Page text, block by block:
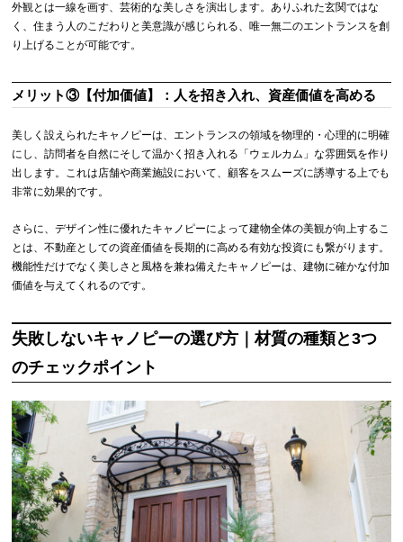
外観とは一線を画す、芸術的な美しさを演出します。ありふれた玄関ではな
く、住まう人のこだわりと美意識が感じられる、唯一無二のエントランスを創
り上げることが可能です。
メリット③【付加価値】：人を招き入れ、資産価値を高める
美しく設えられたキャノピーは、エントランスの領域を物理的・心理的に明確
にし、訪問者を自然にそして温かく招き入れる「ウェルカム」な雰囲気を作り
出します。これは店舗や商業施設において、顧客をスムーズに誘導する上でも
非常に効果的です。
さらに、デザイン性に優れたキャノピーによって建物全体の美観が向上するこ
とは、不動産としての資産価値を長期的に高める有効な投資にも繋がります。
機能性だけでなく美しさと風格を兼ね備えたキャノピーは、建物に確かな付加
価値を与えてくれるのです。
失敗しないキャノピーの選び方｜材質の種類と3つ
のチェックポイント